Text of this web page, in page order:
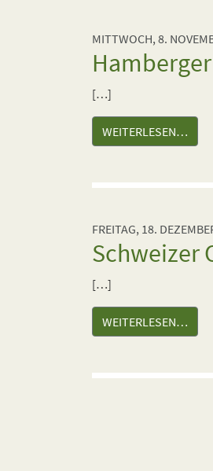
MITTWOCH, 8.
Hamberger
[…]
WEITERLESEN…
FREITAG, 18.
Schweizer
[…]
WEITERLESEN…